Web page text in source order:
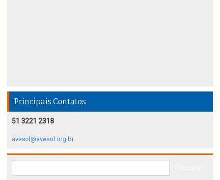
Principais Contatos
51 3221 2318
avesol@avesol.org.br